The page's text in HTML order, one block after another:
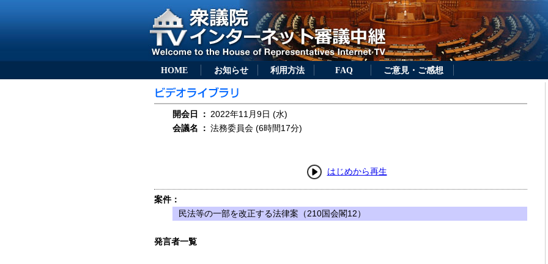
HOME お知らせ 利用方法 FAQ ご意見・ご感想
開会日 ： 2022年11月9日 (水)
会議名
： 法務委員会 (6時間17分)
はじめから再生
案件：
民法等の一部を改正する法律案（210国会閣12）
発言者一覧